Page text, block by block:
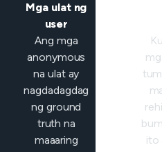
Mga ulat ng
user
Ang mga
anonymous
na ulat ay
nagdadagdag
ng ground
truth na
maaaring
ito